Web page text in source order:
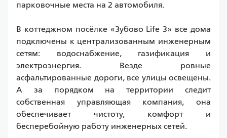
парковочные места на 2 автомобиля.
В коттеджном посёлке «Зубово Life 3» все дома
подключены к централизованным инженерным
сетям: водоснабжение, газификация и
электроэнергия. Везде ровные
асфальтированные дороги, все улицы освещены.
А за порядком на территории следит
собственная управляющая компания, она
обеспечивает чистоту, комфорт и
бесперебойную работу инженерных сетей.